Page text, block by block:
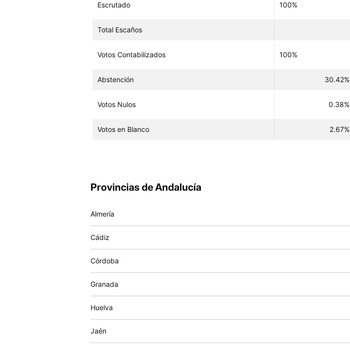
Escrutado 100%
Total Escaños
Votos Contabilizados 100%
Abstención 30.42%
Votos Nulos 0.38%
Votos en Blanco 2.67%
Provincias de Andalucía
Almería
Cádiz
Córdoba
Granada
Huelva
Jaén